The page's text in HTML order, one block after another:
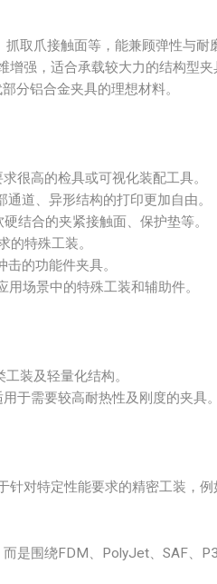
取爪接触面等，能兼顾弹性与耐
增强，适合承载较大力的结构型夹
分铝合金夹具的理想材料。
很高的检具或可视化装配工具。
道、异形结构的打印更加自由。
结合的夹紧接触面、保护垫等。
的特殊工装。
的功能件夹具。
场景中的特殊工装和辅助件。
装及轻量化结构。
于需要较高耐热性及刚度的夹具。
针对特定性能要求的精密工装，
而是围绕FDM、PolyJet、SAF、